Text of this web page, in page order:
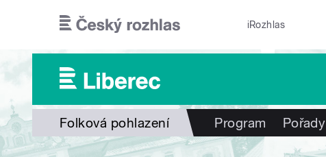
iRozhlas
Folková pohlazení Program Pořady